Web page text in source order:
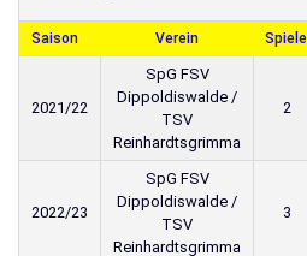
Saison Verein Spiele
2021/22
SpG FSV
Dippoldiswalde /
TSV
Reinhardtsgrimma
2
2022/23
SpG FSV
Dippoldiswalde /
TSV
Reinhardtsgrimma
3